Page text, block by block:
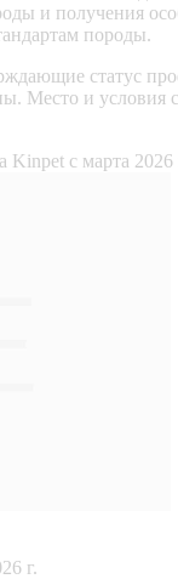
и получения
породы.
статус
Место и условия
Kinpet c марта 2026
г.